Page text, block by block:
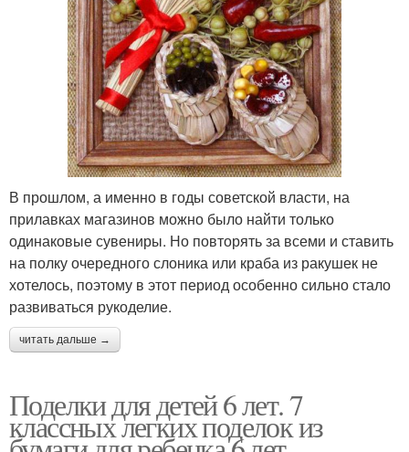
В прошлом, а именно в годы советской власти, на
прилавках магазинов можно было найти только
одинаковые сувениры. Но повторять за всеми и ставить
на полку очередного слоника или краба из ракушек не
хотелось, поэтому в этот период особенно сильно стало
развиваться рукоделие.
читать дальше →
Поделки для детей 6 лет. 7
классных легких поделок из